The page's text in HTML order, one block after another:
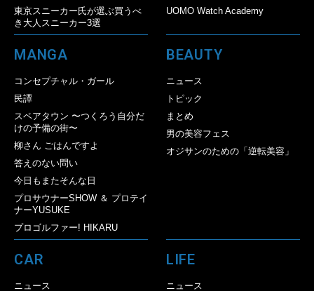
東京スニーカー氏が選ぶ買うべ
き大人スニーカー3選
UOMO Watch Academy
MANGA
コンセプチャル・ガール
民譚
スペアタウン 〜つくろう自分だ
けの予備の街〜
柳さん ごはんですよ
答えのない問い
今日もまたそんな日
プロサウナーSHOW ＆ プロテイ
ナーYUSUKE
プロゴルファー! HIKARU
BEAUTY
ニュース
トピック
まとめ
男の美容フェス
オジサンのための「逆転美容」
CAR
ニュース
LIFE
ニュース